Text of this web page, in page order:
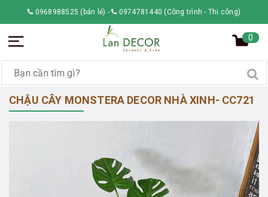
0968988525 (bán lẻ) - 0974781440 (Công trình - Thi công)
0
CHẬU CÂY MONSTERA DECOR NHÀ XINH- CC721